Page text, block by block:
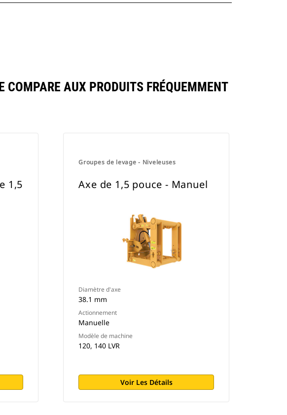
COMPARE AUX PRODUITS FRÉQUEMMENT
1,5
Groupes de levage - Niveleuses
Axe de 1,5 pouce - Manuel
Diamètre d'axe
38.1 mm
Actionnement
Manuelle
Modèle de machine
120, 140 LVR
Voir Les Détails